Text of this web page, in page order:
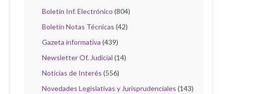
Boletín Inf. Electrónico (804)
Boletín Notas Técnicas (42)
Gazeta informativa (439)
Newsletter Of. Judicial (14)
Noticias de Interés (556)
Novedades Legislativas y Jurisprudenciales (143)